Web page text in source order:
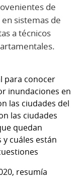
de
sistemas de
a técnicos
para conocer
inundaciones en
las ciudades del
las ciudades
quedan
cuáles están
resumía